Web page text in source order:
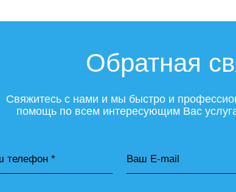
Обратная
Свяжитесь с нами и мы быстро и
помощь по всем интересующим Вас